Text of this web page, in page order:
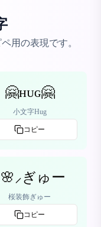
用の表現です。
🤗ʜᴜɢ🤗
小文字Hug
コピー
ぎゅー
桜装飾ぎゅー
コピー